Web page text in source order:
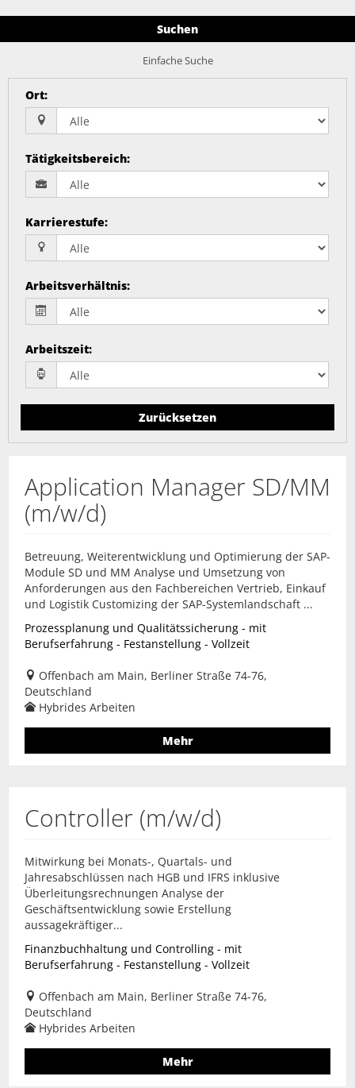
Suchen
Einfache Suche
Ort:
Tätigkeitsbereich:
Karrierestufe:
Arbeitsverhältnis:
Arbeitszeit:
Zurücksetzen
Application Manager SD/MM
(m/w/d)
Betreuung, Weiterentwicklung und Optimierung der SAP-
Module SD und MM Analyse und Umsetzung von
Anforderungen aus den Fachbereichen Vertrieb, Einkauf
und Logistik Customizing der SAP-Systemlandschaft ...
Prozessplanung und Qualitätssicherung - mit
Berufserfahrung - Festanstellung - Vollzeit
Offenbach am Main, Berliner Straße 74-76,
Deutschland
Hybrides Arbeiten
Mehr
Controller (m/w/d)
Mitwirkung bei Monats-, Quartals- und
Jahresabschlüssen nach HGB und IFRS inklusive
Überleitungsrechnungen Analyse der
Geschäftsentwicklung sowie Erstellung
aussagekräftiger...
Finanzbuchhaltung und Controlling - mit
Berufserfahrung - Festanstellung - Vollzeit
Offenbach am Main, Berliner Straße 74-76,
Deutschland
Hybrides Arbeiten
Mehr